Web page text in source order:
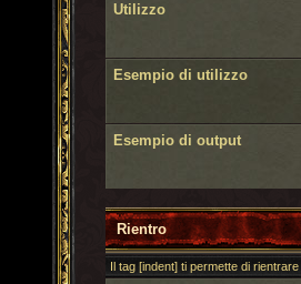
Utilizzo
Esempio di utilizzo
Esempio di output
Rientro
Il tag [indent] ti permette di rientrare